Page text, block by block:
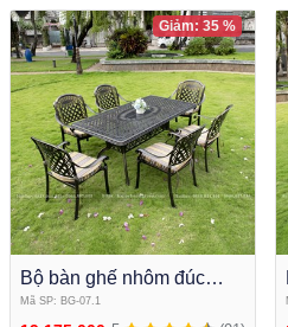
Bộ bàn ghế nhôm đúc
ngoài trời chữ nhật màu
đen đồng BG-07
Mã SP: BG-07.1
Giảm: 35 %